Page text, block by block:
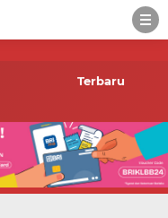
Terbaru